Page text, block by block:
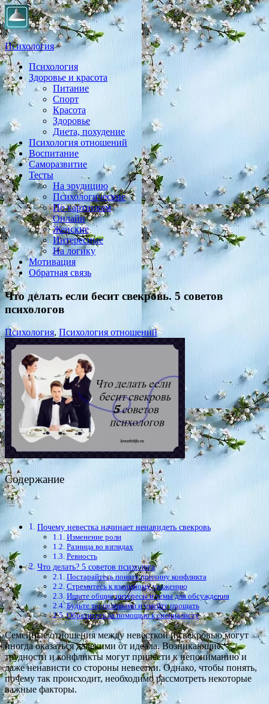
Психология
Практическая психология, личностный рост, экология,
здоровье, воспитание,
Психология
Здоровье и красота
Питание
Спорт
Красота
Здоровье
Диета, похудение
Психология отношений
Воспитание
Саморазвитие
Тесты
На эрудицию
Психологические
По картинкам
Онлайн
Женские
Интересные
На логику
Мотивация
Обратная связь
Что делать если бесит свекровь. 5 советов
психологов
Психология, Психология отношений
Содержание
Почему невестка начинает ненавидеть свекровь
Изменение роли
Разница во взглядах
Ревность
Что делать? 5 советов психолога
Постарайтесь понять причину конфликта
Стремитесь к взаимному уважению
Ищите общие интересы и темы для обсуждения
Будьте терпеливыми и умейте прощать
Обратитесь за помощью к специалисту
Семейные отношения между невесткой и свекровью могут
иногда оказаться далекими от идеала. Возникающие
трудности и конфликты могут привести к непониманию и
даже ненависти со стороны невестки. Однако, чтобы понять,
почему так происходит, необходимо рассмотреть некоторые
важные факторы.